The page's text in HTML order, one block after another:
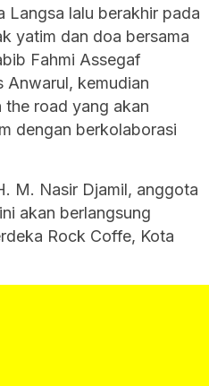
Langsa lalu berakhir pada
yatim dan doa bersama
Fahmi Assegaf
Anwarul, kemudian
the road yang akan
dengan berkolaborasi
M. Nasir Djamil, anggota
akan berlangsung
Rock Coffe, Kota